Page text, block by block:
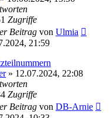
Zugriffe
Beitrag von Ulmia
21:59
» 12.07.2024, 22:08
Zugriffe
Beitrag von DB-Arnie